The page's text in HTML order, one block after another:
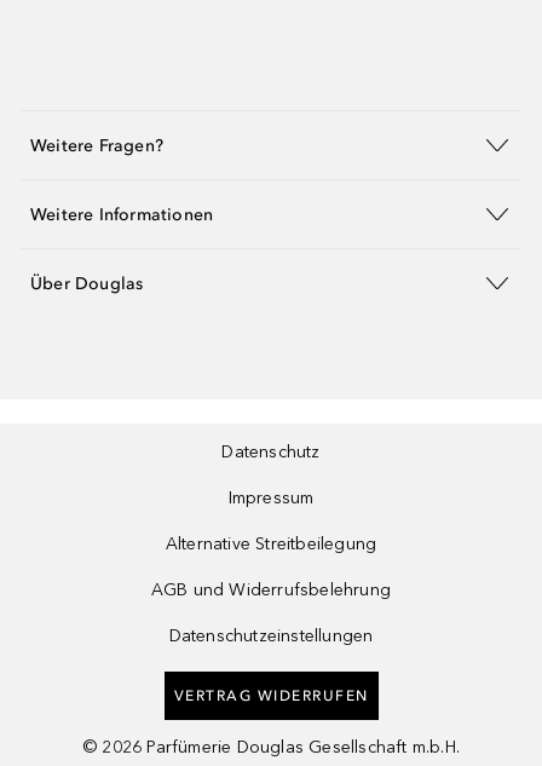
Weitere Fragen?
Weitere Informationen
Über Douglas
Datenschutz
Impressum
Alternative Streitbeilegung
AGB und Widerrufsbelehrung
Datenschutzeinstellungen
VERTRAG WIDERRUFEN
© 2026 Parfümerie Douglas Gesellschaft m.b.H.